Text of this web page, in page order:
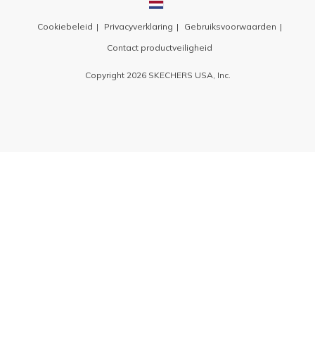
Cookiebeleid Privacyverklaring
Gebruiksvoorwaarden
Contact productveiligheid
Copyright 2026 SKECHERS USA, Inc.